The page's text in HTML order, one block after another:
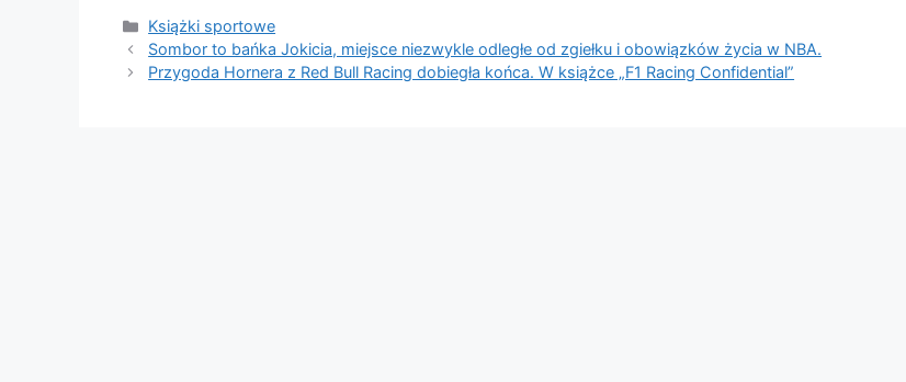
Kategorie
Książki sportowe
Sombor to bańka Jokicia, miejsce niezwykle odległe od zgiełku i obowiązków życia w NBA.
Przygoda Hornera z Red Bull Racing dobiegła końca. W książce „F1 Racing Confidential”